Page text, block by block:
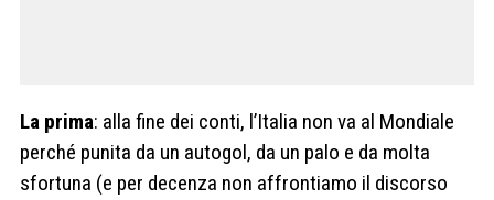
La prima: alla fine dei conti, l’Italia non va al Mondiale
perché punita da un autogol, da un palo e da molta
sfortuna (e per decenza non affrontiamo il discorso